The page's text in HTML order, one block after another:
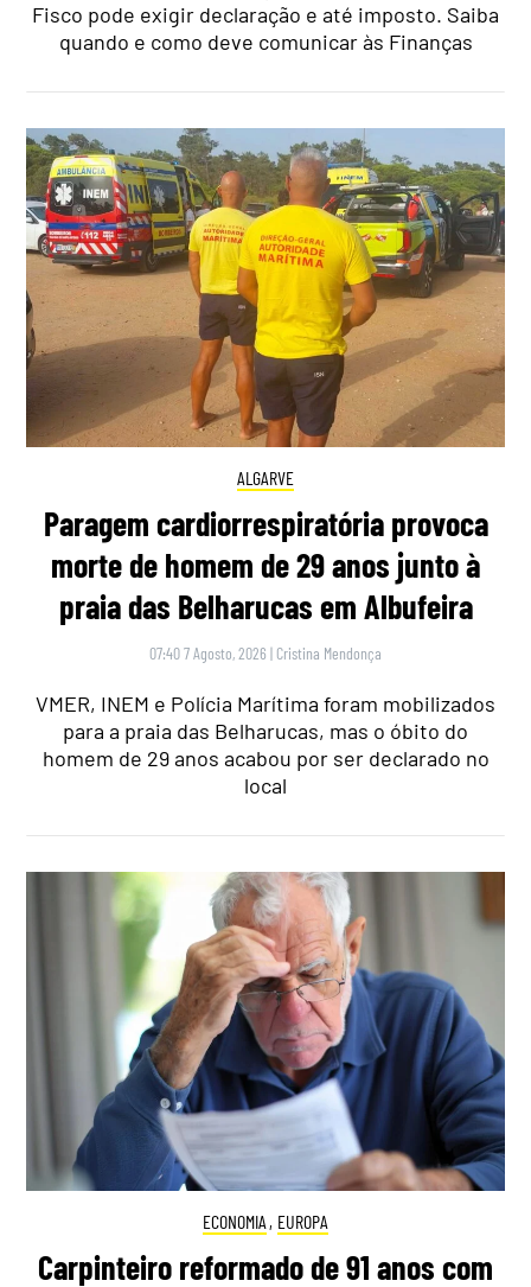
Fisco pode exigir declaração e até imposto. Saiba
quando e como deve comunicar às Finanças
ALGARVE
Paragem cardiorrespiratória provoca
morte de homem de 29 anos junto à
praia das Belharucas em Albufeira
07:40 7 Agosto, 2026 | Cristina Mendonça
VMER, INEM e Polícia Marítima foram mobilizados
para a praia das Belharucas, mas o óbito do
homem de 29 anos acabou por ser declarado no
local
ECONOMIA , EUROPA
Carpinteiro reformado de 91 anos com